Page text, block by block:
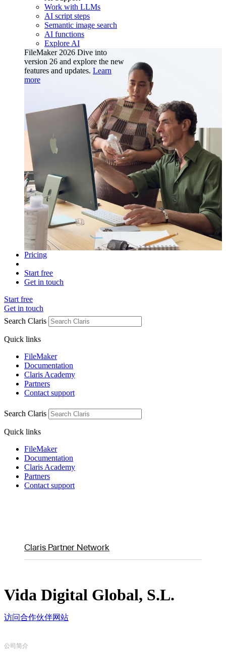
Work with LLMs
AI script steps
Semantic image search
AI functions
Explore AI
FileMaker 2026 Dive into
version 26 and explore the new
features and updates. Learn
more
Pricing
Start free
Get in touch
Start free
Get in touch
Search Claris
Quick links
FileMaker
Documentation
Claris Academy
Partners
Contact support
Search Claris
Quick links
FileMaker
Documentation
Claris Academy
Partners
Contact support
Claris Partner Network
Vida Digital Global, S.L.
访问合作伙伴网站
公司简介